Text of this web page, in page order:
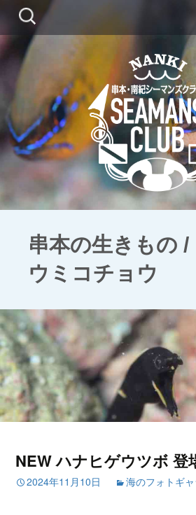
検
索:
コ
ン
ツ
に
串本の生きもの /
ウミコチョウ
NEW ハナヒゲウツボ 登
2024年11月10日 海のフォトギ